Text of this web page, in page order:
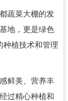
蔬菜大棚的发
地，更是绿色
种植技术和管理
鲜美、营养丰
过精心种植和